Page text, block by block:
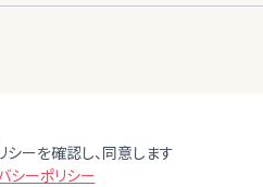
シーを確認し、同意します
シーポリシー